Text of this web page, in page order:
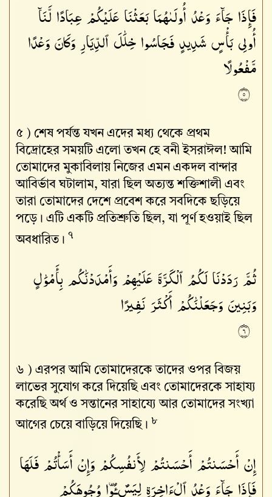
৫ ) শেষ পর্যন্ত যখন এদের মধ্য থেকে প্রথম
বিদ্রোহের সময়টি এলো তখন হে বনী ইসরাঈল! আমি
তোমাদের মুকাবিলায় নিজের এমন একদল বান্দার
আবির্ভাব ঘটালাম, যারা ছিল অত্যন্ত শক্তিশালী এবং
তারা তোমাদের দেশে প্রবেশ করে সবদিকে ছড়িয়ে
পড়ে। এটি একটি প্রতিশ্রুতি ছিল, যা পূর্ণ হওয়াই ছিল
অবধারিত। ৭
فَإِذَاجَآءَوَعْدُأُولَىٰهُمَابَعَثْنَاعَلَيْكُمْعِبَادًالَّنَآ
أُو۟لِىبَأْسٍشَدِيدٍفَجَاسُوا۟خِلَٰلَٱلدِّيَارِوَكَانَوَعْدًا
مَّفْعُولًا
٥
৬ ) এরপর আমি তোমাদেরকে তাদের ওপর বিজয়
লাভের সুযোগ করে দিয়েছি এবং তোমাদেরকে সাহায্য
করেছি অর্থ ও সন্তানের সাহায্যে আর তোমাদের সংখ্যা
আগের চেয়ে বাড়িয়ে দিয়েছি। ৮
ثُمَّرَدَدْنَالَكُمُٱلْكَرَّةَعَلَيْهِمْوَأَمْدَدْنَٰكُمبِأَمْوَٰلٍ
وَبَنِينَوَجَعَلْنَٰكُمْأَكْثَرَنَفِيرًا
٦
إِنْأَحْسَنتُمْأَحْسَنتُمْلِأَنفُسِكُمْوَإِنْأَسَأْتُمْفَلَهَا
فَإِذَاجَآءَوَعْدُٱلْءَاخِرَةِلِيَسُۥٓـُٔوا۟وُجُوهَكُمْ